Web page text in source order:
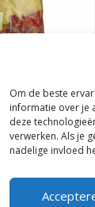
Om de beste
informatie over je
deze
verwerken. Als je
nadelige invloed
1kg